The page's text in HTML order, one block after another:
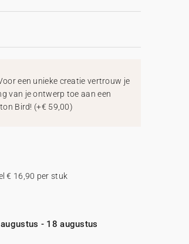
een unieke creatie vertrouw je
van je ontwerp toe aan een
Bird! (+€ 59,00)
€ 16,90 per stuk
- 18 augustus